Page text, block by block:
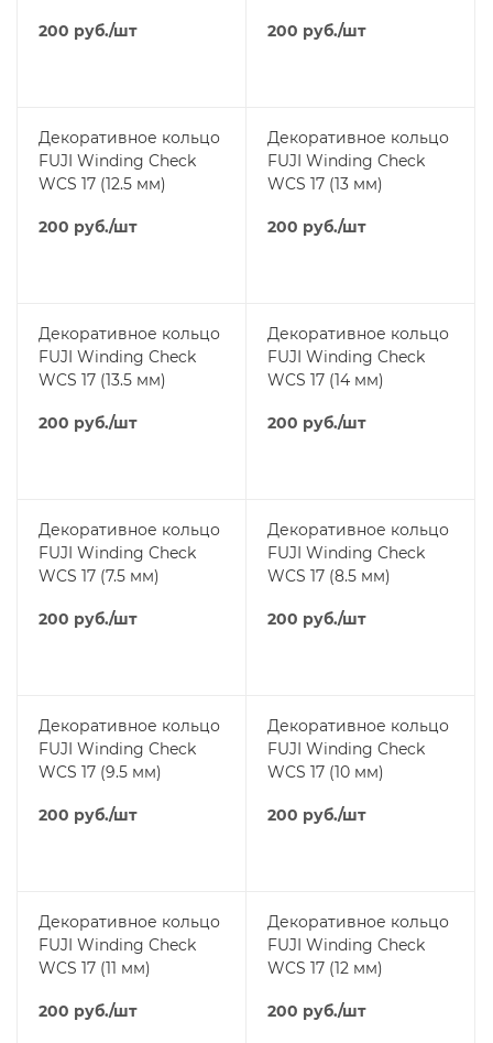
200 руб./шт 200 руб./шт
Декоративное кольцо
FUJI Winding Check
WCS 17 (12.5 мм)
200 руб./шт
Декоративное кольцо
FUJI Winding Check
WCS 17 (13 мм)
200 руб./шт
Декоративное кольцо
FUJI Winding Check
WCS 17 (13.5 мм)
200 руб./шт
Декоративное кольцо
FUJI Winding Check
WCS 17 (14 мм)
200 руб./шт
Декоративное кольцо
FUJI Winding Check
WCS 17 (7.5 мм)
200 руб./шт
Декоративное кольцо
FUJI Winding Check
WCS 17 (8.5 мм)
200 руб./шт
Декоративное кольцо
FUJI Winding Check
WCS 17 (9.5 мм)
200 руб./шт
Декоративное кольцо
FUJI Winding Check
WCS 17 (10 мм)
200 руб./шт
Декоративное кольцо
FUJI Winding Check
WCS 17 (11 мм)
200 руб./шт
Декоративное кольцо
FUJI Winding Check
WCS 17 (12 мм)
200 руб./шт